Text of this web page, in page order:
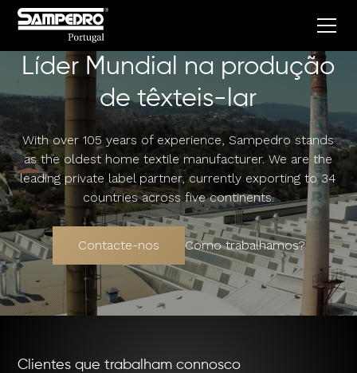
Líder Mundial na produção
de têxteis-lar
With over 105 years of experience, Sampedro stands
as the oldest home textile manufacturer. We are the
leading private label partner, currently exporting to 34
countries across five continents.
Contacte-nos Como trabalhamos?
Clientes que trabalham connosco